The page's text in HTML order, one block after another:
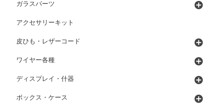
ガラスパーツ
アクセサリーキット
皮ひも・レザーコード
ワイヤー各種
ディスプレイ・什器
ボックス・ケース